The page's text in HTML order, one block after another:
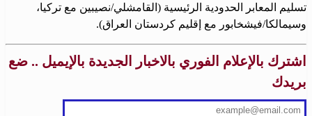
تسليم المعابر الحدودية الرئيسية (القامشلي/نصيبين مع تركيا،
وسيمالكا/فيشخابور مع إقليم كردستان العراق).
اشترك بالإعلام الفوري بالاخبار الجديدة بالإيميل .. ضع
بريدك